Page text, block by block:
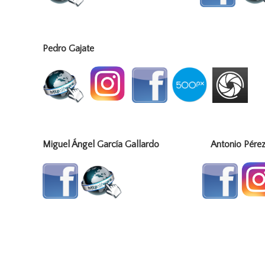
Pedro Gajate
Miguel Ángel García Gallardo Antonio Pérez